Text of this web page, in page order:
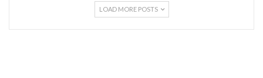
LOAD MORE POSTS